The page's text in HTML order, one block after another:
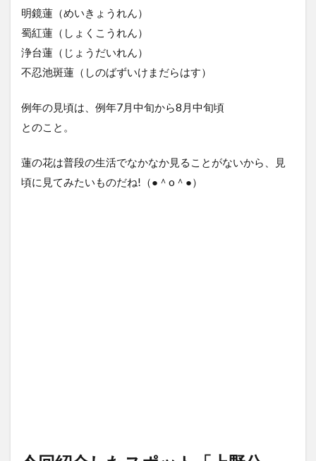
明鏡蓮（めいきょうれん）
蜀紅蓮（しょくこうれん）
浄台蓮（じょうだいれん）
不忍池斑蓮（しのばずいけまだらはす）
例年の見頃は、例年7月中旬から8月中旬頃
とのこと。
蓮の花は普段の生活でなかなか見ることがないから、見
頃に見てみたいものだね!（●＾o＾●）